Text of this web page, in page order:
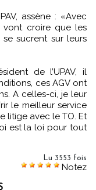
assène : «Avec
vont croire que les
sucrent sur leurs
de l’UPAV, il
ces AGV ont
A celles-ci, je leur
le meilleur service
litige avec le TO. Et
est la loi pour tout
Lu 3553 fois
Notez